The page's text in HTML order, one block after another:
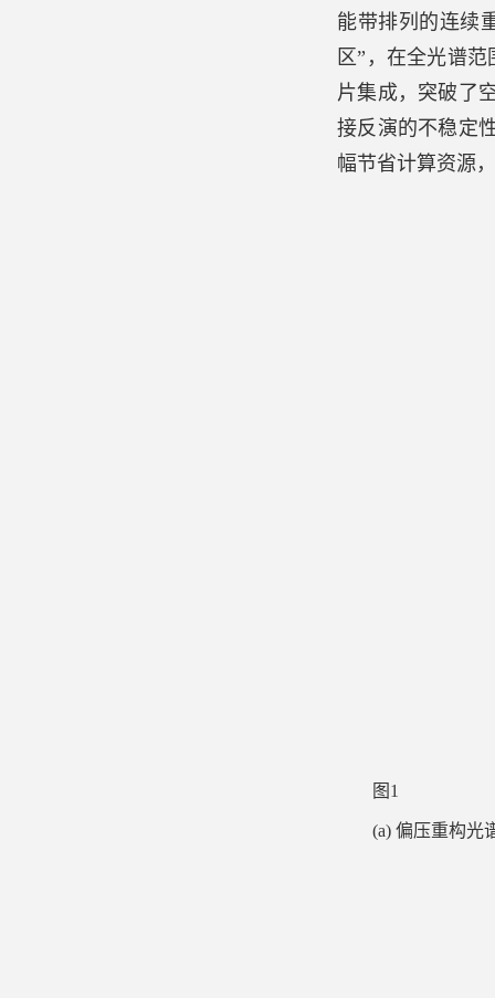
能带排列的连续
区”，在全光谱
片集成，突破了
接反演的不稳定
幅节省计算资源
图1
(a) 偏压重构光